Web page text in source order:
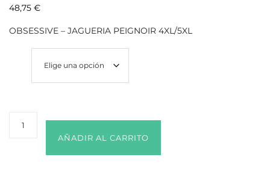
48,75 €
OBSESSIVE – JAGUERIA PEIGNOIR 4XL/5XL
AÑADIR AL CARRITO